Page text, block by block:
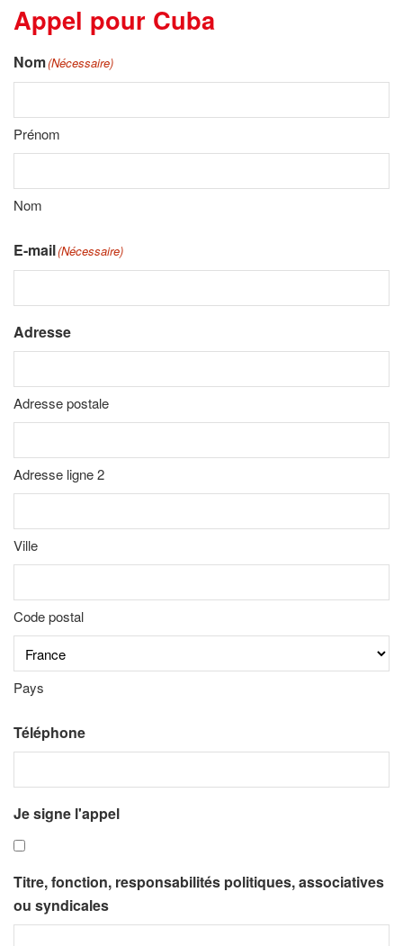
Appel pour Cuba
Nom(Nécessaire)
Prénom
Nom
E-mail(Nécessaire)
Adresse
Adresse postale
Adresse ligne 2
Ville
Code postal
Pays
Téléphone
Je signe l'appel
Titre, fonction, responsabilités politiques, associatives
ou syndicales